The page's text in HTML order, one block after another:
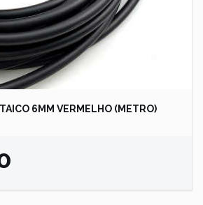
6MM VERMELHO (METRO)